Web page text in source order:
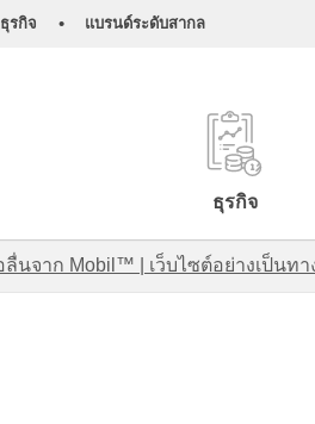
รกิจ • แบรนด์ระดับสากล
ธุรกิจ
าก Mobil™ | เว็บไซต์อย่างเป็นทา